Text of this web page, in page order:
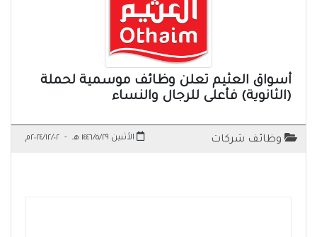
أسواق العثيم تعلن وظائف موسمية لحملة
(الثانوية) فأعلى للرجال والنساء
وظائف شركات الأثنين ١٤٤٦/٥/٢٩ هـ - ٢٠٢٤/١٢/٠٢م